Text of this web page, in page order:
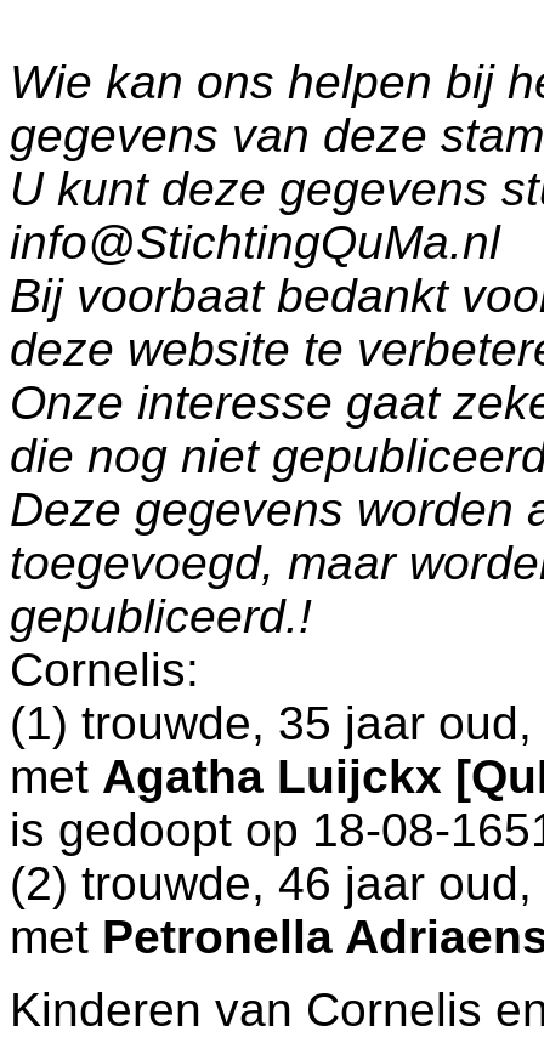
Wie kan ons helpen bij
gegevens van deze
U kunt deze gegevens
info@StichtingQuMa.nl
Bij voorbaat bedankt
deze website te
Onze interesse gaat
die nog niet
Deze gegevens worden
toegevoegd, maar
gepubliceerd.!
Cornelis:
(1) trouwde, 35 jaar
met Agatha Luijckx
is gedoopt op 18-08-
(2) trouwde, 46 jaar
met Petronella
Kinderen van Cornelis